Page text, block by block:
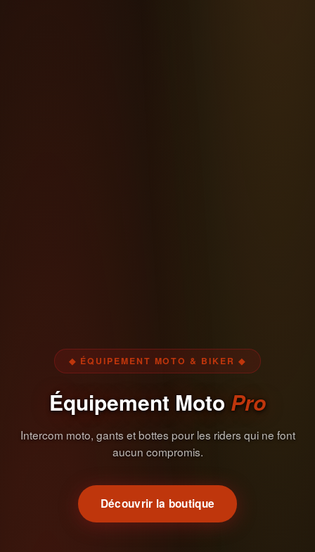
◆ ÉQUIPEMENT MOTO & BIKER ◆
Équipement Moto Pro
Intercom moto, gants et bottes pour les riders qui ne font
aucun compromis.
Découvrir la boutique